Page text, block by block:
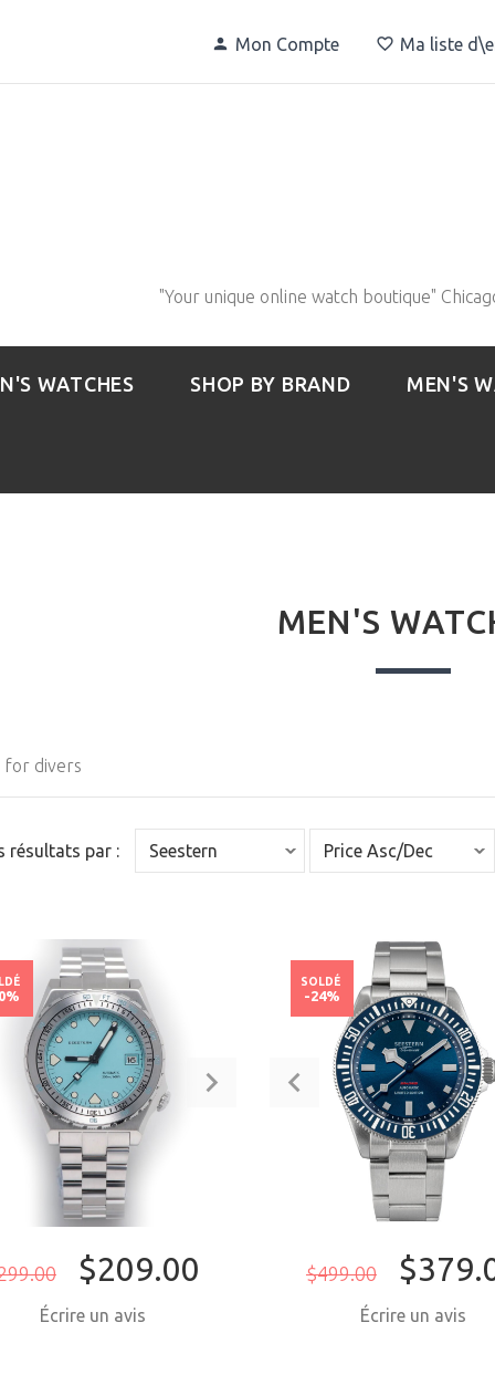
Mon Compte Ma liste
"Your unique online watch boutique"
WATCHES SHOP BY BRAND MEN'S
MEN'S
for divers
résultats par :
$209.00
Écrire un avis
$499.00
SOLDÉ
-24%
Écrire un avis